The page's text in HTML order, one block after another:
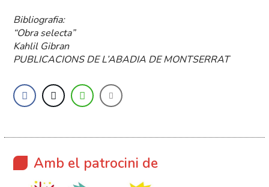
Bibliografia:
“Obra selecta”
Kahlil Gibran
PUBLICACIONS DE L’ABADIA DE MONTSERRAT
Amb el patrocini de